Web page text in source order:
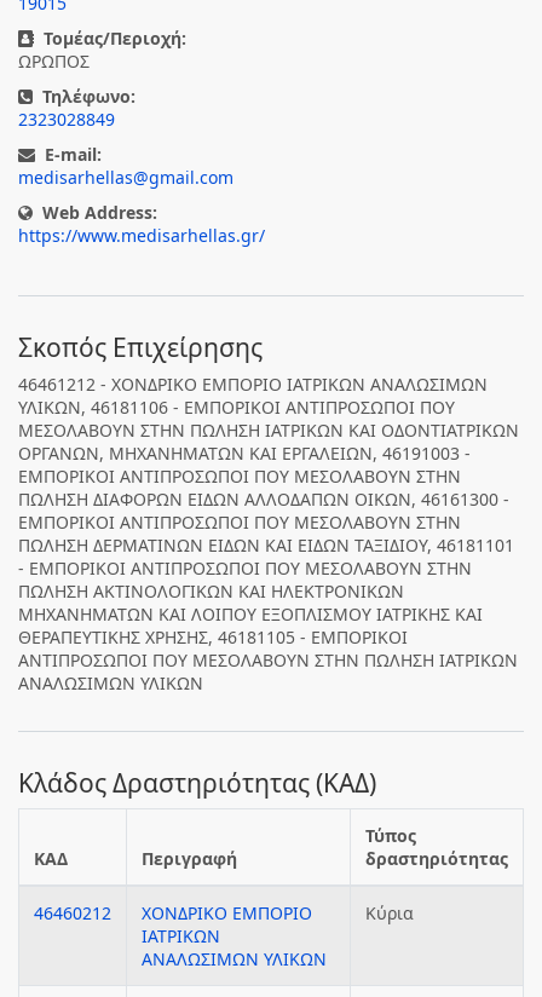
Τομέας/Περιοχή:
ΩΡΩΠΟΣ
Τηλέφωνο:
2323028849
E-mail:
medisarhellas@gmail.com
Web Address:
https://www.medisarhellas.gr/
Σκοπός Επιχείρησης
46461212 - ΧΟΝΔΡΙΚΟ ΕΜΠΟΡΙΟ ΙΑΤΡΙΚΩΝ ΑΝΑΛΩΣΙΜΩΝ
ΥΛΙΚΩΝ, 46181106 - ΕΜΠΟΡΙΚΟΙ ΑΝΤΙΠΡΟΣΩΠΟΙ ΠΟΥ
ΜΕΣΟΛΑΒΟΥΝ ΣΤΗΝ ΠΩΛΗΣΗ ΙΑΤΡΙΚΩΝ ΚΑΙ ΟΔΟΝΤΙΑΤΡΙΚΩΝ
ΟΡΓΑΝΩΝ, ΜΗΧΑΝΗΜΑΤΩΝ ΚΑΙ ΕΡΓΑΛΕΙΩΝ, 46191003 -
ΕΜΠΟΡΙΚΟΙ ΑΝΤΙΠΡΟΣΩΠΟΙ ΠΟΥ ΜΕΣΟΛΑΒΟΥΝ ΣΤΗΝ
ΠΩΛΗΣΗ ΔΙΑΦΟΡΩΝ ΕΙΔΩΝ ΑΛΛΟΔΑΠΩΝ ΟΙΚΩΝ, 46161300 -
ΕΜΠΟΡΙΚΟΙ ΑΝΤΙΠΡΟΣΩΠΟΙ ΠΟΥ ΜΕΣΟΛΑΒΟΥΝ ΣΤΗΝ
ΠΩΛΗΣΗ ΔΕΡΜΑΤΙΝΩΝ ΕΙΔΩΝ ΚΑΙ ΕΙΔΩΝ ΤΑΞΙΔΙΟΥ, 46181101
- ΕΜΠΟΡΙΚΟΙ ΑΝΤΙΠΡΟΣΩΠΟΙ ΠΟΥ ΜΕΣΟΛΑΒΟΥΝ ΣΤΗΝ
ΠΩΛΗΣΗ ΑΚΤΙΝΟΛΟΓΙΚΩΝ ΚΑΙ ΗΛΕΚΤΡΟΝΙΚΩΝ
ΜΗΧΑΝΗΜΑΤΩΝ ΚΑΙ ΛΟΙΠΟΥ ΕΞΟΠΛΙΣΜΟΥ ΙΑΤΡΙΚΗΣ ΚΑΙ
ΘΕΡΑΠΕΥΤΙΚΗΣ ΧΡΗΣΗΣ, 46181105 - ΕΜΠΟΡΙΚΟΙ
ΑΝΤΙΠΡΟΣΩΠΟΙ ΠΟΥ ΜΕΣΟΛΑΒΟΥΝ ΣΤΗΝ ΠΩΛΗΣΗ ΙΑΤΡΙΚΩΝ
ΑΝΑΛΩΣΙΜΩΝ ΥΛΙΚΩΝ
Κλάδος Δραστηριότητας (ΚΑΔ)
ΚΑΔ Περιγραφή
Τύπος
δραστηριότητας
46460212
ΧΟΝΔΡΙΚΟ ΕΜΠΟΡΙΟ
ΙΑΤΡΙΚΩΝ
ΑΝΑΛΩΣΙΜΩΝ ΥΛΙΚΩΝ
Κύρια